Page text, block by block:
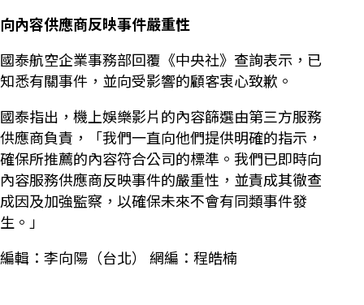
向內容供應商反映事件嚴重性
國泰航空企業事務部回覆《中央社》查詢表示，已
知悉有關事件，並向受影響的顧客衷心致歉。
國泰指出，機上娛樂影片的內容篩選由第三方服務
供應商負責，「我們一直向他們提供明確的指示，
確保所推薦的內容符合公司的標準。我們已即時向
內容服務供應商反映事件的嚴重性，並責成其徹查
成因及加強監察，以確保未來不會有同類事件發
生。」
編輯：李向陽（台北） 網編：程皓楠